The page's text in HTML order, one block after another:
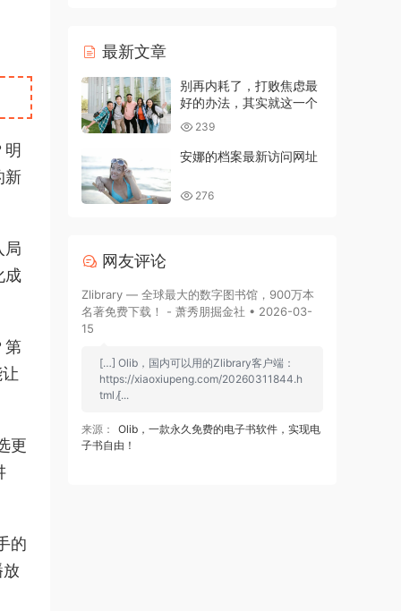
新
局
成
第
更
的
最新文章
别再内耗了，打败焦虑最
好的办法，其实就这一个
239
安娜的档案最新访问网址
276
网友评论
Zlibrary — 全球最大的数字图书馆，900万本
名著免费下载！ - 萧秀朋掘金社 • 2026-03-
15
[…] Olib，国内可以用的Zlibrary客户端：
https://xiaoxiupeng.com/20260311844.h
tml [̷...
来源：
Olib，一款永久免费的电子书软件，实现电
子书自由！